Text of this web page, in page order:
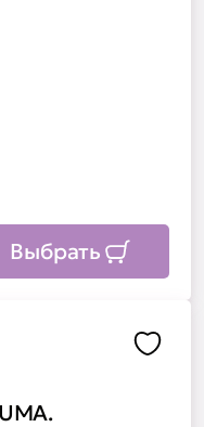
Выбрать